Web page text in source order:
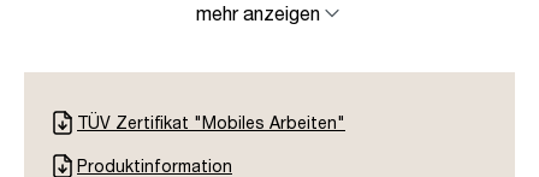
mehr anzeigen
TÜV Zertifikat "Mobiles Arbeiten"
Produktinformation